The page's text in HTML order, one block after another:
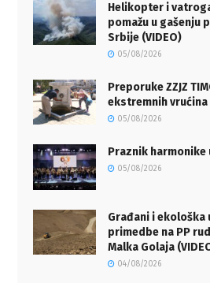
Helikopter i
pomažu u gašenju
Srbije (VIDEO)
05/08/2026
Preporuke ZZJZ
ekstremnih vrućina
05/08/2026
Praznik harmonike
05/08/2026
Građani i ekološka
primedbe na PP
Malka Golaja
04/08/2026